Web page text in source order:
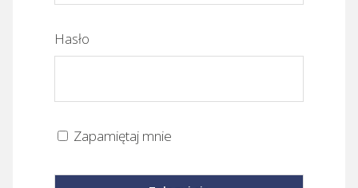
Hasło
Zapamiętaj mnie